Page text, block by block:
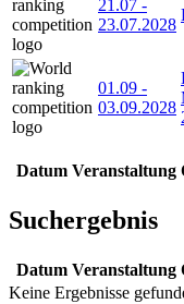
21.07 -
23.07.2028
01.09 -
03.09.2028
Datum Veranstaltung
Suchergebnis
Datum Veranstaltung
Keine Ergebnisse